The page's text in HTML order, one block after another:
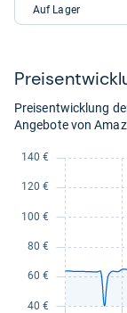
139,86
Auf Lager
Preisentwicklung
Angebote von